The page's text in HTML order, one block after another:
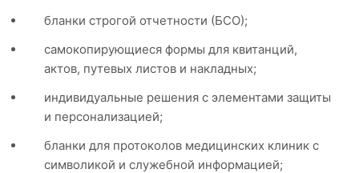
бланки строгой отчетности (БСО);
самокопирующиеся формы для квитанций,
актов, путевых листов и накладных;
индивидуальные решения с элементами защиты
и персонализацией;
бланки для протоколов медицинских клиник с
символикой и служебной информацией;